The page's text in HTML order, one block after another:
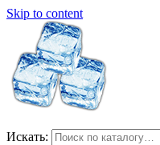
Skip to content
Искать: